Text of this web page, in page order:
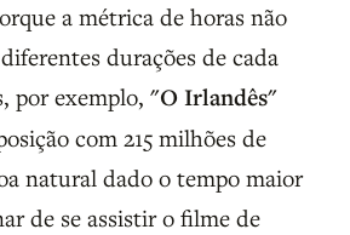
a métrica de horas não
durações de cada
por exemplo, "O Irlandês"
com 215 milhões de
natural dado o tempo maior
de se assistir o filme de